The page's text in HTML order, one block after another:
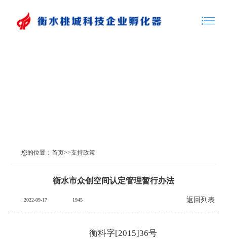
您的位置：首页>>支持政策
衡水市众创空间认定管理暂行办法
2022-09-17 1945 返回列表
衡科字[2015]36号